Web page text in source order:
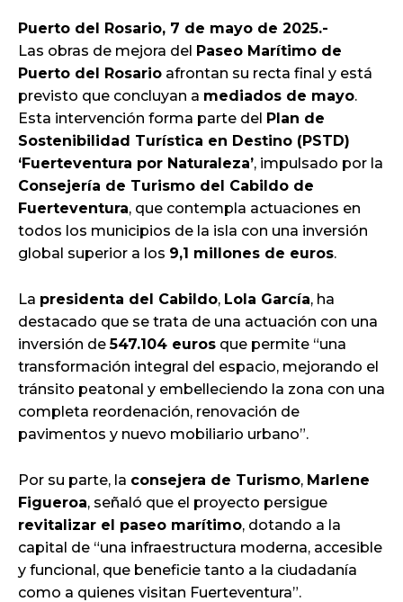
Puerto del Rosario, 7 de mayo de 2025.-
Las obras de mejora del Paseo Marítimo de
Puerto del Rosario afrontan su recta final y está
previsto que concluyan a mediados de mayo.
Esta intervención forma parte del Plan de
Sostenibilidad Turística en Destino (PSTD)
‘Fuerteventura por Naturaleza’, impulsado por la
Consejería de Turismo del Cabildo de
Fuerteventura, que contempla actuaciones en
todos los municipios de la isla con una inversión
global superior a los 9,1 millones de euros.
La presidenta del Cabildo, Lola García, ha
destacado que se trata de una actuación con una
inversión de547.104 euros que permite “una
transformación integral del espacio, mejorando el
tránsito peatonal y embelleciendo la zona con una
completa reordenación, renovación de
pavimentos y nuevo mobiliario urbano”.
Por su parte, la consejera de Turismo, Marlene
Figueroa, señaló que el proyecto persigue
revitalizar el paseo marítimo, dotando a la
capital de “una infraestructura moderna, accesible
y funcional, que beneficie tanto a la ciudadanía
como a quienes visitan Fuerteventura”.